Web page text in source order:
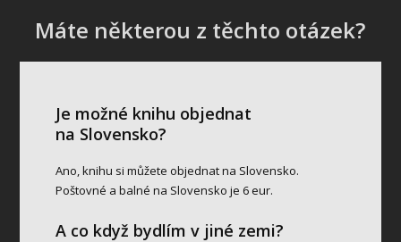
Máte některou z těchto otázek?
Je možné knihu objednat
na Slovensko?
Ano, knihu si můžete objednat na Slovensko.
Poštovné a balné na Slovensko je 6 eur.
A co když bydlím v jiné zemi?